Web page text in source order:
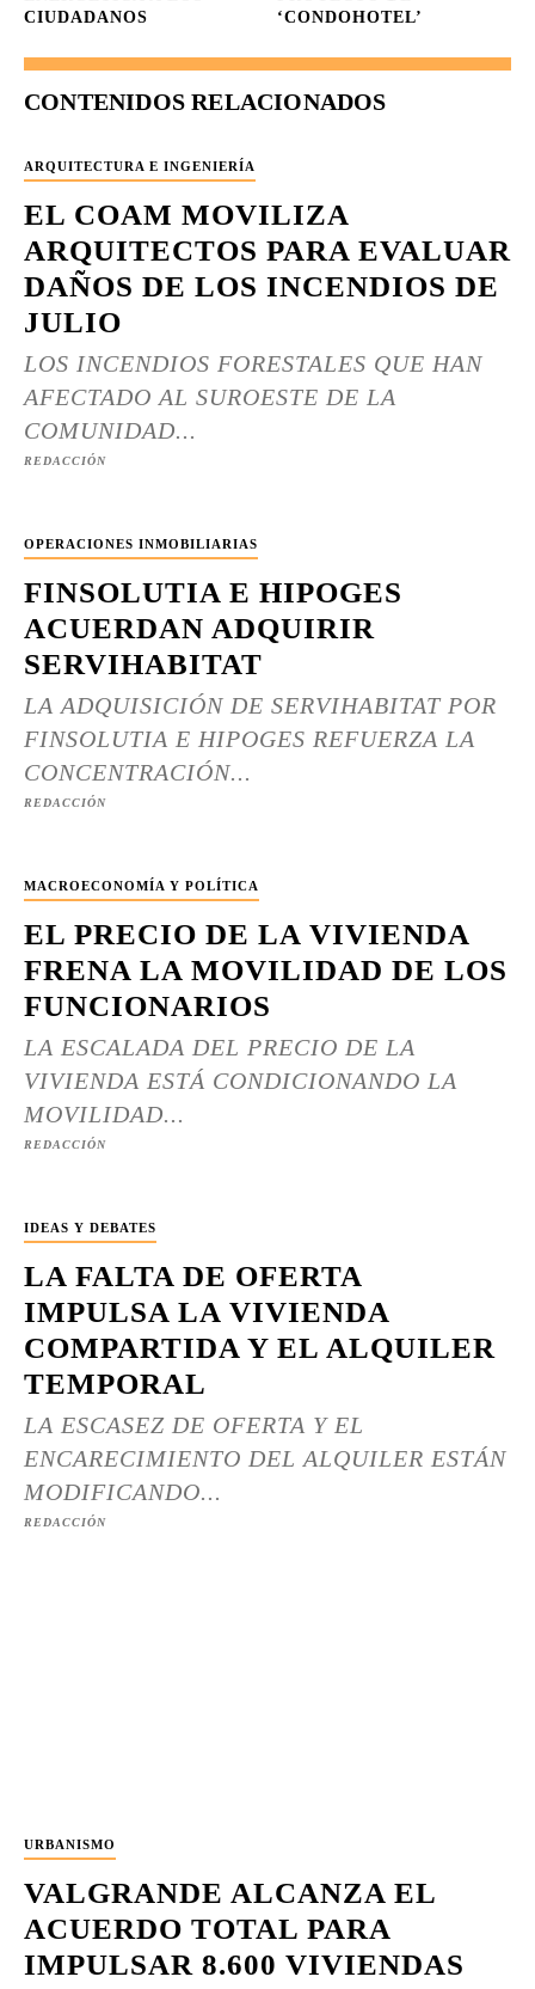
CIUDADANOS
‘CONDOHOTEL’
CONTENIDOS RELACIONADOS
ARQUITECTURA E INGENIERÍA
EL COAM MOVILIZA
ARQUITECTOS PARA EVALUAR
DAÑOS DE LOS INCENDIOS DE
JULIO
LOS INCENDIOS FORESTALES QUE HAN
AFECTADO AL SUROESTE DE LA
COMUNIDAD...
REDACCIÓN
OPERACIONES INMOBILIARIAS
FINSOLUTIA E HIPOGES
ACUERDAN ADQUIRIR
SERVIHABITAT
LA ADQUISICIÓN DE SERVIHABITAT POR
FINSOLUTIA E HIPOGES REFUERZA LA
CONCENTRACIÓN...
REDACCIÓN
MACROECONOMÍA Y POLÍTICA
EL PRECIO DE LA VIVIENDA
FRENA LA MOVILIDAD DE LOS
FUNCIONARIOS
LA ESCALADA DEL PRECIO DE LA
VIVIENDA ESTÁ CONDICIONANDO LA
MOVILIDAD...
REDACCIÓN
IDEAS Y DEBATES
LA FALTA DE OFERTA
IMPULSA LA VIVIENDA
COMPARTIDA Y EL ALQUILER
TEMPORAL
LA ESCASEZ DE OFERTA Y EL
ENCARECIMIENTO DEL ALQUILER ESTÁN
MODIFICANDO...
REDACCIÓN
URBANISMO
VALGRANDE ALCANZA EL
ACUERDO TOTAL PARA
IMPULSAR 8.600 VIVIENDAS